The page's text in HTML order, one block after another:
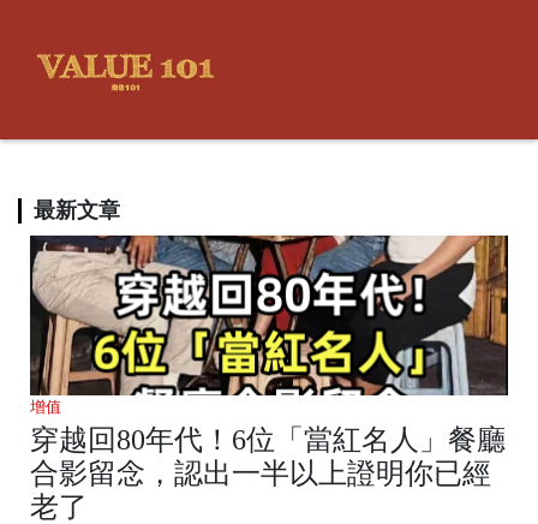
最新文章
增值
穿越回80年代！6位「當紅名人」餐廳
合影留念，認出一半以上證明你已經
老了